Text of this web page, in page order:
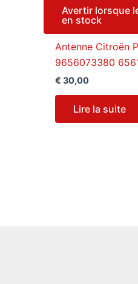
Avertir lorsque
en stock
Antenne Citroën
9656073380
€ 30,00
Lire la suite